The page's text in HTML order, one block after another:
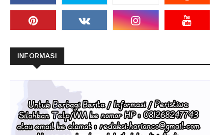
INFORMASI